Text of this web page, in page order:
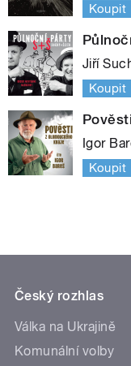
Koupit
Jiří
Koupit
Igor
Koupit
Český rozhlas
Válka na Ukrajině
Komunální volby